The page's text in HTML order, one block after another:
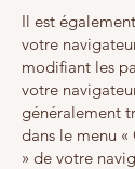
Il est
votre
modifiant les
votre
généralement
dans le menu «
» de votre